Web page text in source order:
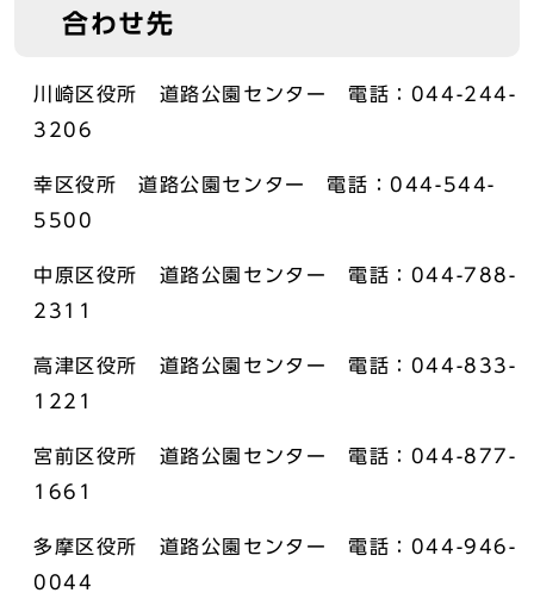
合わせ先
川崎区役所 道路公園センター 電話：044-244-
3206
幸区役所 道路公園センター 電話：044-544-
5500
中原区役所 道路公園センター 電話：044-788-
2311
高津区役所 道路公園センター 電話：044-833-
1221
宮前区役所 道路公園センター 電話：044-877-
1661
多摩区役所 道路公園センター 電話：044-946-
0044